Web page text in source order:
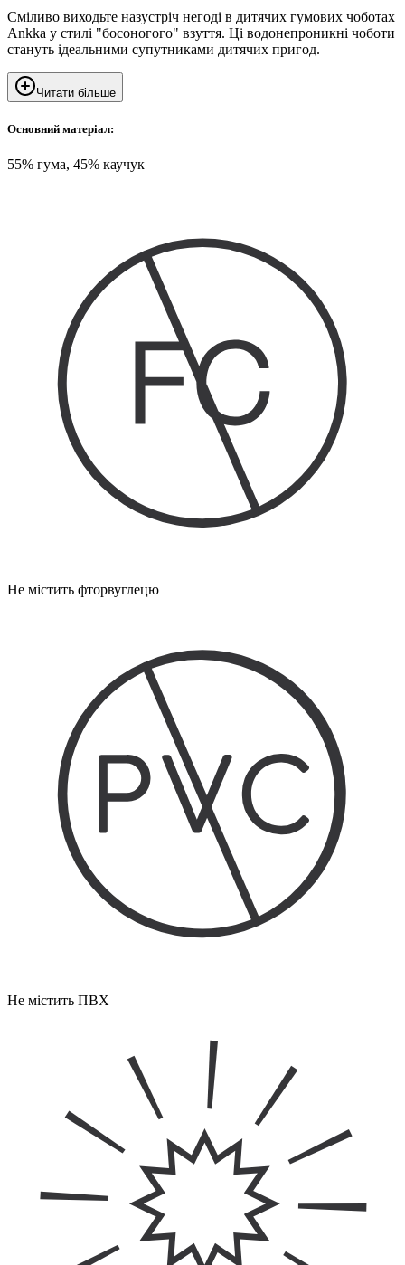
Сміливо виходьте назустріч негоді в дитячих гумових чоботах
Ankka у стилі "босоногого" взуття. Ці водонепроникні чоботи
стануть ідеальними супутниками дитячих пригод.
Читати більше
Основний матеріал:
55% гума, 45% каучук
Не містить фторвуглецю
Не містить ПВХ